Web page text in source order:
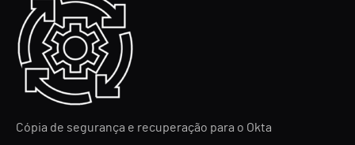
Cópia de segurança e recuperação para o Okta